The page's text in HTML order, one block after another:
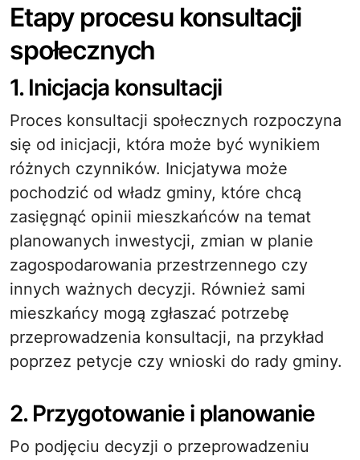
Etapy procesu konsultacji
społecznych
1. Inicjacja konsultacji
Proces konsultacji społecznych rozpoczyna
się od inicjacji, która może być wynikiem
różnych czynników. Inicjatywa może
pochodzić od władz gminy, które chcą
zasięgnąć opinii mieszkańców na temat
planowanych inwestycji, zmian w planie
zagospodarowania przestrzennego czy
innych ważnych decyzji. Również sami
mieszkańcy mogą zgłaszać potrzebę
przeprowadzenia konsultacji, na przykład
poprzez petycje czy wnioski do rady gminy.
2. Przygotowanie i planowanie
Po podjęciu decyzji o przeprowadzeniu